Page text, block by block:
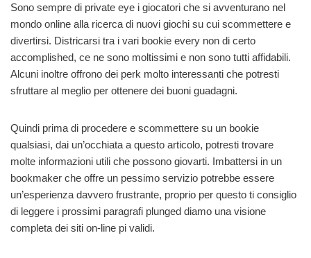
Sono sempre di private eye i giocatori che si avventurano nel
mondo online alla ricerca di nuovi giochi su cui scommettere e
divertirsi. Districarsi tra i vari bookie every non di certo
accomplished, ce ne sono moltissimi e non sono tutti affidabili.
Alcuni inoltre offrono dei perk molto interessanti che potresti
sfruttare al meglio per ottenere dei buoni guadagni.
Quindi prima di procedere e scommettere su un bookie
qualsiasi, dai un’occhiata a questo articolo, potresti trovare
molte informazioni utili che possono giovarti. Imbattersi in un
bookmaker che offre un pessimo servizio potrebbe essere
un’esperienza davvero frustrante, proprio per questo ti consiglio
di leggere i prossimi paragrafi plunged diamo una visione
completa dei siti on-line pi validi.